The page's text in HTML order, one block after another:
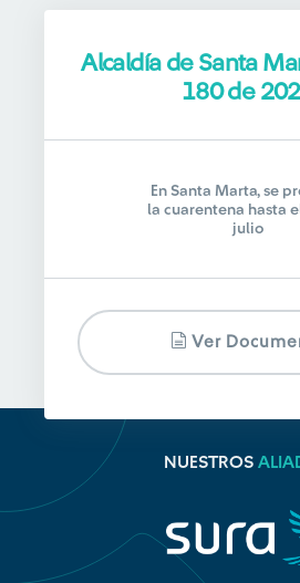
Alcaldía de Santa
180 de
En Santa Marta, se
la cuarentena hasta
julio
Ver
NUESTROS